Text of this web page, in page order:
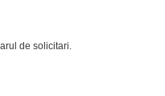
de solicitari.